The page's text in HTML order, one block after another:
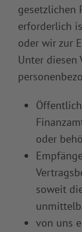
gesetzlichen
erforderlich
oder wir zur
Unter diesen
oder
soweit
von uns